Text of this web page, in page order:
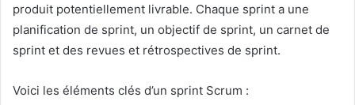
produit potentiellement livrable. Chaque sprint a une
planification de sprint, un objectif de sprint, un carnet de
sprint et des revues et rétrospectives de sprint.
Voici les éléments clés d’un sprint Scrum :